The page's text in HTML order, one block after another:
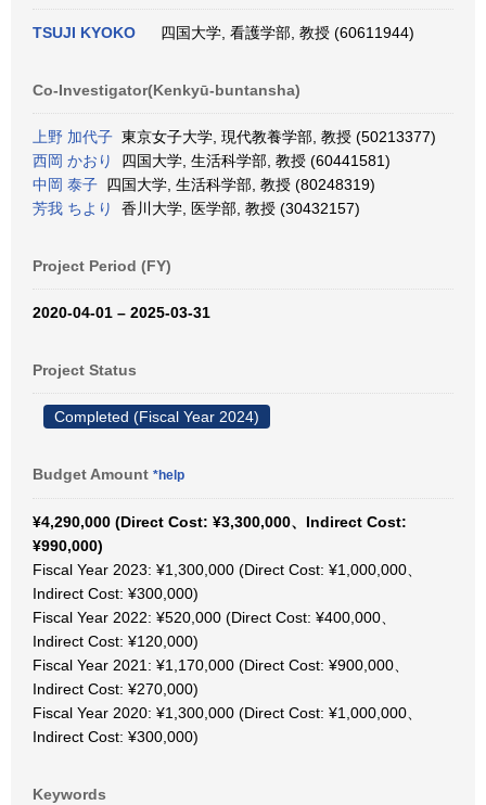
TSUJI KYOKO 四国大学, 看護学部, 教授 (60611944)
Co-Investigator(Kenkyū-buntansha)
上野 加代子 東京女子大学, 現代教養学部, 教授 (50213377)
西岡 かおり
四国大学, 生活科学部, 教授 (60441581)
中岡 泰子 四国大学, 生活科学部, 教授 (80248319)
芳我 ちより
香川大学, 医学部, 教授 (30432157)
Project Period (FY)
2020-04-01 – 2025-03-31
Project Status
Completed (Fiscal Year 2024)
Budget Amount *help
¥4,290,000 (Direct Cost: ¥3,300,000、Indirect Cost:
¥990,000)
Fiscal Year 2023: ¥1,300,000 (Direct Cost: ¥1,000,000、
Indirect Cost: ¥300,000)
Fiscal Year 2022: ¥520,000 (Direct Cost: ¥400,000、
Indirect Cost: ¥120,000)
Fiscal Year 2021: ¥1,170,000 (Direct Cost: ¥900,000、
Indirect Cost: ¥270,000)
Fiscal Year 2020: ¥1,300,000 (Direct Cost: ¥1,000,000、
Indirect Cost: ¥300,000)
Keywords